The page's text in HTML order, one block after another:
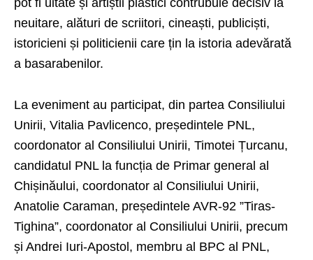
pot fi uitate și artiștii plastici contrubuie decisiv la
neuitare, alături de scriitori, cineaști, publiciști,
istoricieni și politicienii care țin la istoria adevărată
a basarabenilor.
La eveniment au participat, din partea Consiliului
Unirii, Vitalia Pavlicenco, președintele PNL,
coordonator al Consiliului Unirii, Timotei Țurcanu,
candidatul PNL la funcția de Primar general al
Chișinăului, coordonator al Consiliului Unirii,
Anatolie Caraman, președintele AVR-92 ”Tiras-
Tighina”, coordonator al Consiliului Unirii, precum
și Andrei Iuri-Apostol, membru al BPC al PNL,